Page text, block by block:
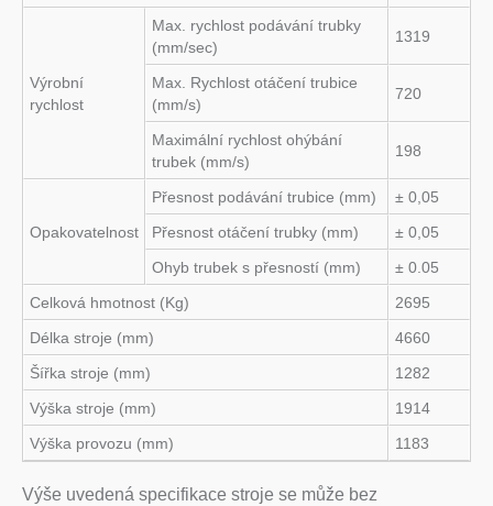
Výrobní
rychlost
Max. rychlost podávání trubky
(mm/sec)
1319
Max. Rychlost otáčení trubice
(mm/s)
720
Maximální rychlost ohýbání
trubek (mm/s)
198
Opakovatelnost
Přesnost podávání trubice (mm)
± 0,05
Přesnost otáčení trubky (mm)
± 0,05
Ohyb trubek s přesností (mm)
± 0.05
Celková hmotnost (Kg)
2695
Délka stroje (mm)
4660
Šířka stroje (mm)
1282
Výška stroje (mm)
1914
Výška provozu (mm)
1183
Výše uvedená specifikace stroje se může bez